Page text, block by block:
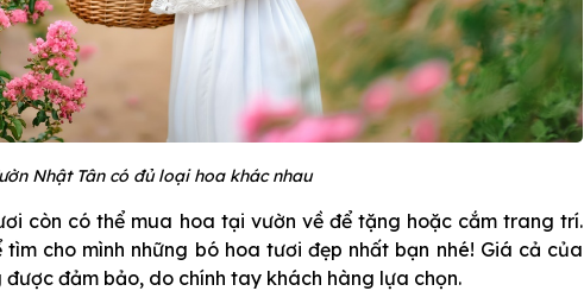
Nhật Tân có đủ loại hoa khác nhau
còn có thể mua hoa tại vườn về để tặng hoặc cắm trang trí.
cho mình những bó hoa tươi đẹp nhất bạn nhé! Giá cả của
đảm bảo, do chính tay khách hàng lựa chọn.